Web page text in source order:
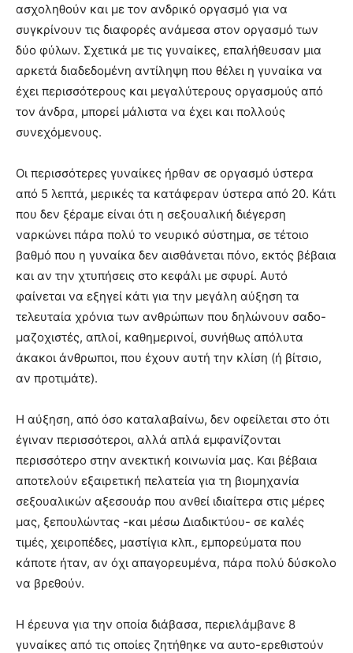
ασχοληθούν και με τον ανδρικό οργασμό για να
συγκρίνουν τις διαφορές ανάμεσα στον οργασμό των
δύο φύλων. Σχετικά με τις γυναίκες, επαλήθευσαν μια
αρκετά διαδεδομένη αντίληψη που θέλει η γυναίκα να
έχει περισσότερους και μεγαλύτερους οργασμούς από
τον άνδρα, μπορεί μάλιστα να έχει και πολλούς
συνεχόμενους.
Οι περισσότερες γυναίκες ήρθαν σε οργασμό ύστερα
από 5 λεπτά, μερικές τα κατάφεραν ύστερα από 20. Κάτι
που δεν ξέραμε είναι ότι η σεξουαλική διέγερση
ναρκώνει πάρα πολύ το νευρικό σύστημα, σε τέτοιο
βαθμό που η γυναίκα δεν αισθάνεται πόνο, εκτός βέβαια
και αν την χτυπήσεις στο κεφάλι με σφυρί. Αυτό
φαίνεται να εξηγεί κάτι για την μεγάλη αύξηση τα
τελευταία χρόνια των ανθρώπων που δηλώνουν σαδο-
μαζοχιστές, απλοί, καθημερινοί, συνήθως απόλυτα
άκακοι άνθρωποι, που έχουν αυτή την κλίση (ή βίτσιο,
αν προτιμάτε).
Η αύξηση, από όσο καταλαβαίνω, δεν οφείλεται στο ότι
έγιναν περισσότεροι, αλλά απλά εμφανίζονται
περισσότερο στην ανεκτική κοινωνία μας. Και βέβαια
αποτελούν εξαιρετική πελατεία για τη βιομηχανία
σεξουαλικών αξεσουάρ που ανθεί ιδιαίτερα στις μέρες
μας, ξεπουλώντας -και μέσω Διαδικτύου- σε καλές
τιμές, χειροπέδες, μαστίγια κλπ., εμπορεύματα που
κάποτε ήταν, αν όχι απαγορευμένα, πάρα πολύ δύσκολο
να βρεθούν.
Η έρευνα για την οποία διάβασα, περιελάμβανε 8
γυναίκες από τις οποίες ζητήθηκε να αυτο-ερεθιστούν